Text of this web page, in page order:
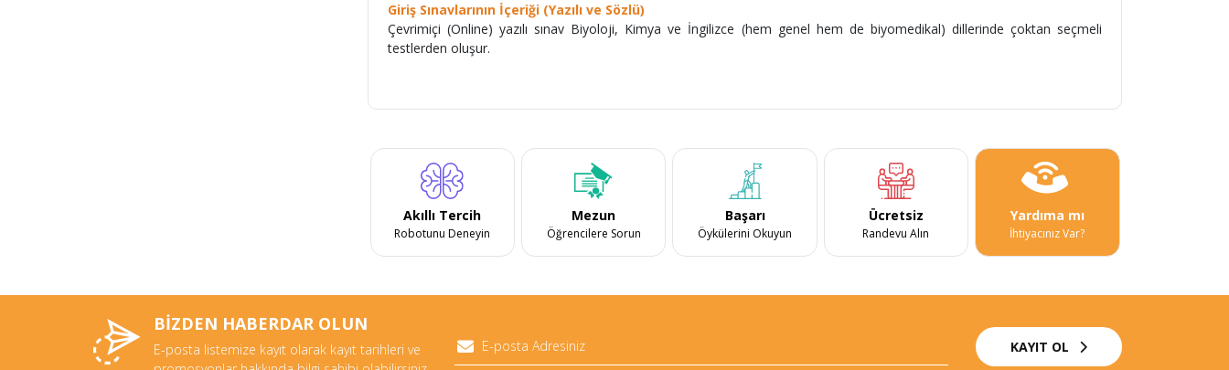
Giriş Sınavlarının İçeriği (Yazılı ve Sözlü)
Çevrimiçi (Online) yazılı sınav Biyoloji, Kimya ve İngilizce (hem genel hem de biyomedikal) dillerinde çoktan seçmeli
testlerden oluşur.
Akıllı Tercih
Robotunu Deneyin
Mezun
Öğrencilere Sorun
Başarı
Öykülerini Okuyun
Ücretsiz
Randevu Alın
Yardıma mı
İhtiyacınız Var?
BİZDEN HABERDAR OLUN
E-posta listemize kayıt olarak kayıt tarihleri ve
KAYIT OL